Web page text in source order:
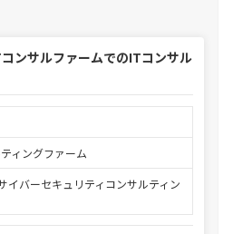
ンサルファームでのITコンサル
ィングファーム
イバーセキュリティコンサルティン